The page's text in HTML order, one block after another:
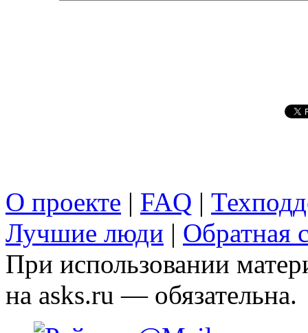
О проекте | FAQ |
Лучшие люди | Обратная
При использовании
на asks.ru — обязательна.